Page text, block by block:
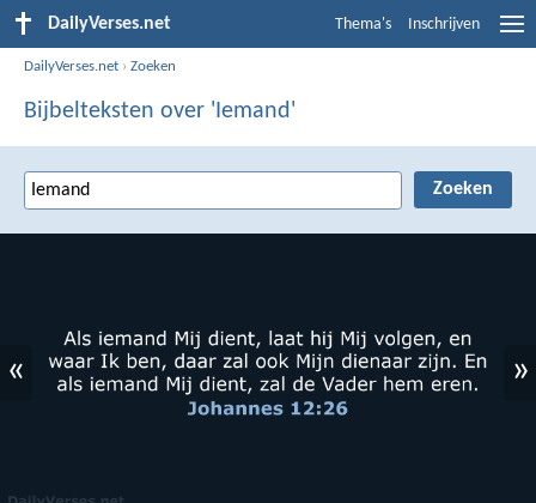
DailyVerses.net Thema's Inschrijven
DailyVerses.net ›Zoeken
Bijbelteksten over 'Iemand'
« »